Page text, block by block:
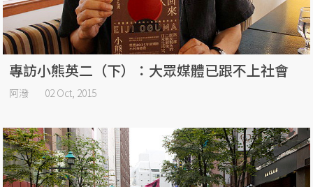
專訪小熊英二（下）：大眾媒體已跟不上社會
阿潑 02 Oct, 2015